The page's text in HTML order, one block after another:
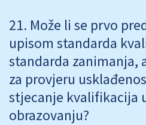
Može li se prvo
upisom standarda
standarda zanimanja,
za provjeru
stjecanje kvalifikacija
obrazovanju?